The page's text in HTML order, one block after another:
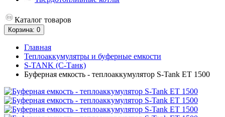
Каталог товаров
Корзина: 0
Главная
Теплоаккумулятры и буферные емкости
S-TANK (С-Танк)
Буферная емкость - теплоаккумулятор S-Tank ET 1500